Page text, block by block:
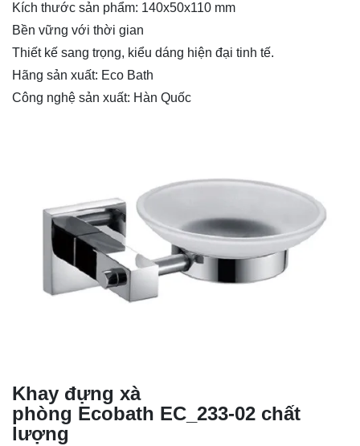
Kích thước sản phẩm: 140x50x110 mm
Bền vững với thời gian
Thiết kế sang trọng, kiểu dáng hiện đại tinh tế.
Hãng sản xuất: Eco Bath
Công nghệ sản xuất: Hàn Quốc
Khay đựng xà
phòng Ecobath EC_233-02 chất
lượng